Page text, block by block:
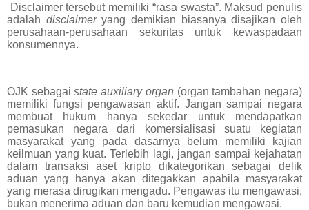
Disclaimer tersebut memiliki “rasa swasta”. Maksud penulis
adalah disclaimeryang demikian biasanya disajikan oleh
perusahaan-perusahaan sekuritas untuk kewaspadaan
konsumennya.
OJK sebagaistate auxiliary organ (organ tambahan negara)
memiliki fungsi pengawasan aktif. Jangan sampai negara
membuat hukum hanya sekedar untuk mendapatkan
pemasukan negara dari komersialisasi suatu kegiatan
masyarakat yang pada dasarnya belum memiliki kajian
keilmuan yang kuat. Terlebih lagi, jangan sampai kejahatan
dalam transaksi aset kripto dikategorikan sebagai delik
aduan yang hanya akan ditegakkan apabila masyarakat
yang merasa dirugikan mengadu. Pengawas itu mengawasi,
bukan menerima aduan dan baru kemudian mengawasi.